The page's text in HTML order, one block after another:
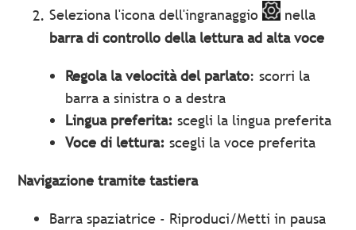
Seleziona l'icona dell'ingranaggio
nella
barra di controllo della lettura ad alta voce
Regola la velocità del parlato: scorri la
barra a sinistra o a destra
Lingua preferita:scegli la lingua preferita
Voce di lettura:scegli la voce preferita
Navigazione tramite tastiera
Barra spaziatrice - Riproduci/Metti in pausa